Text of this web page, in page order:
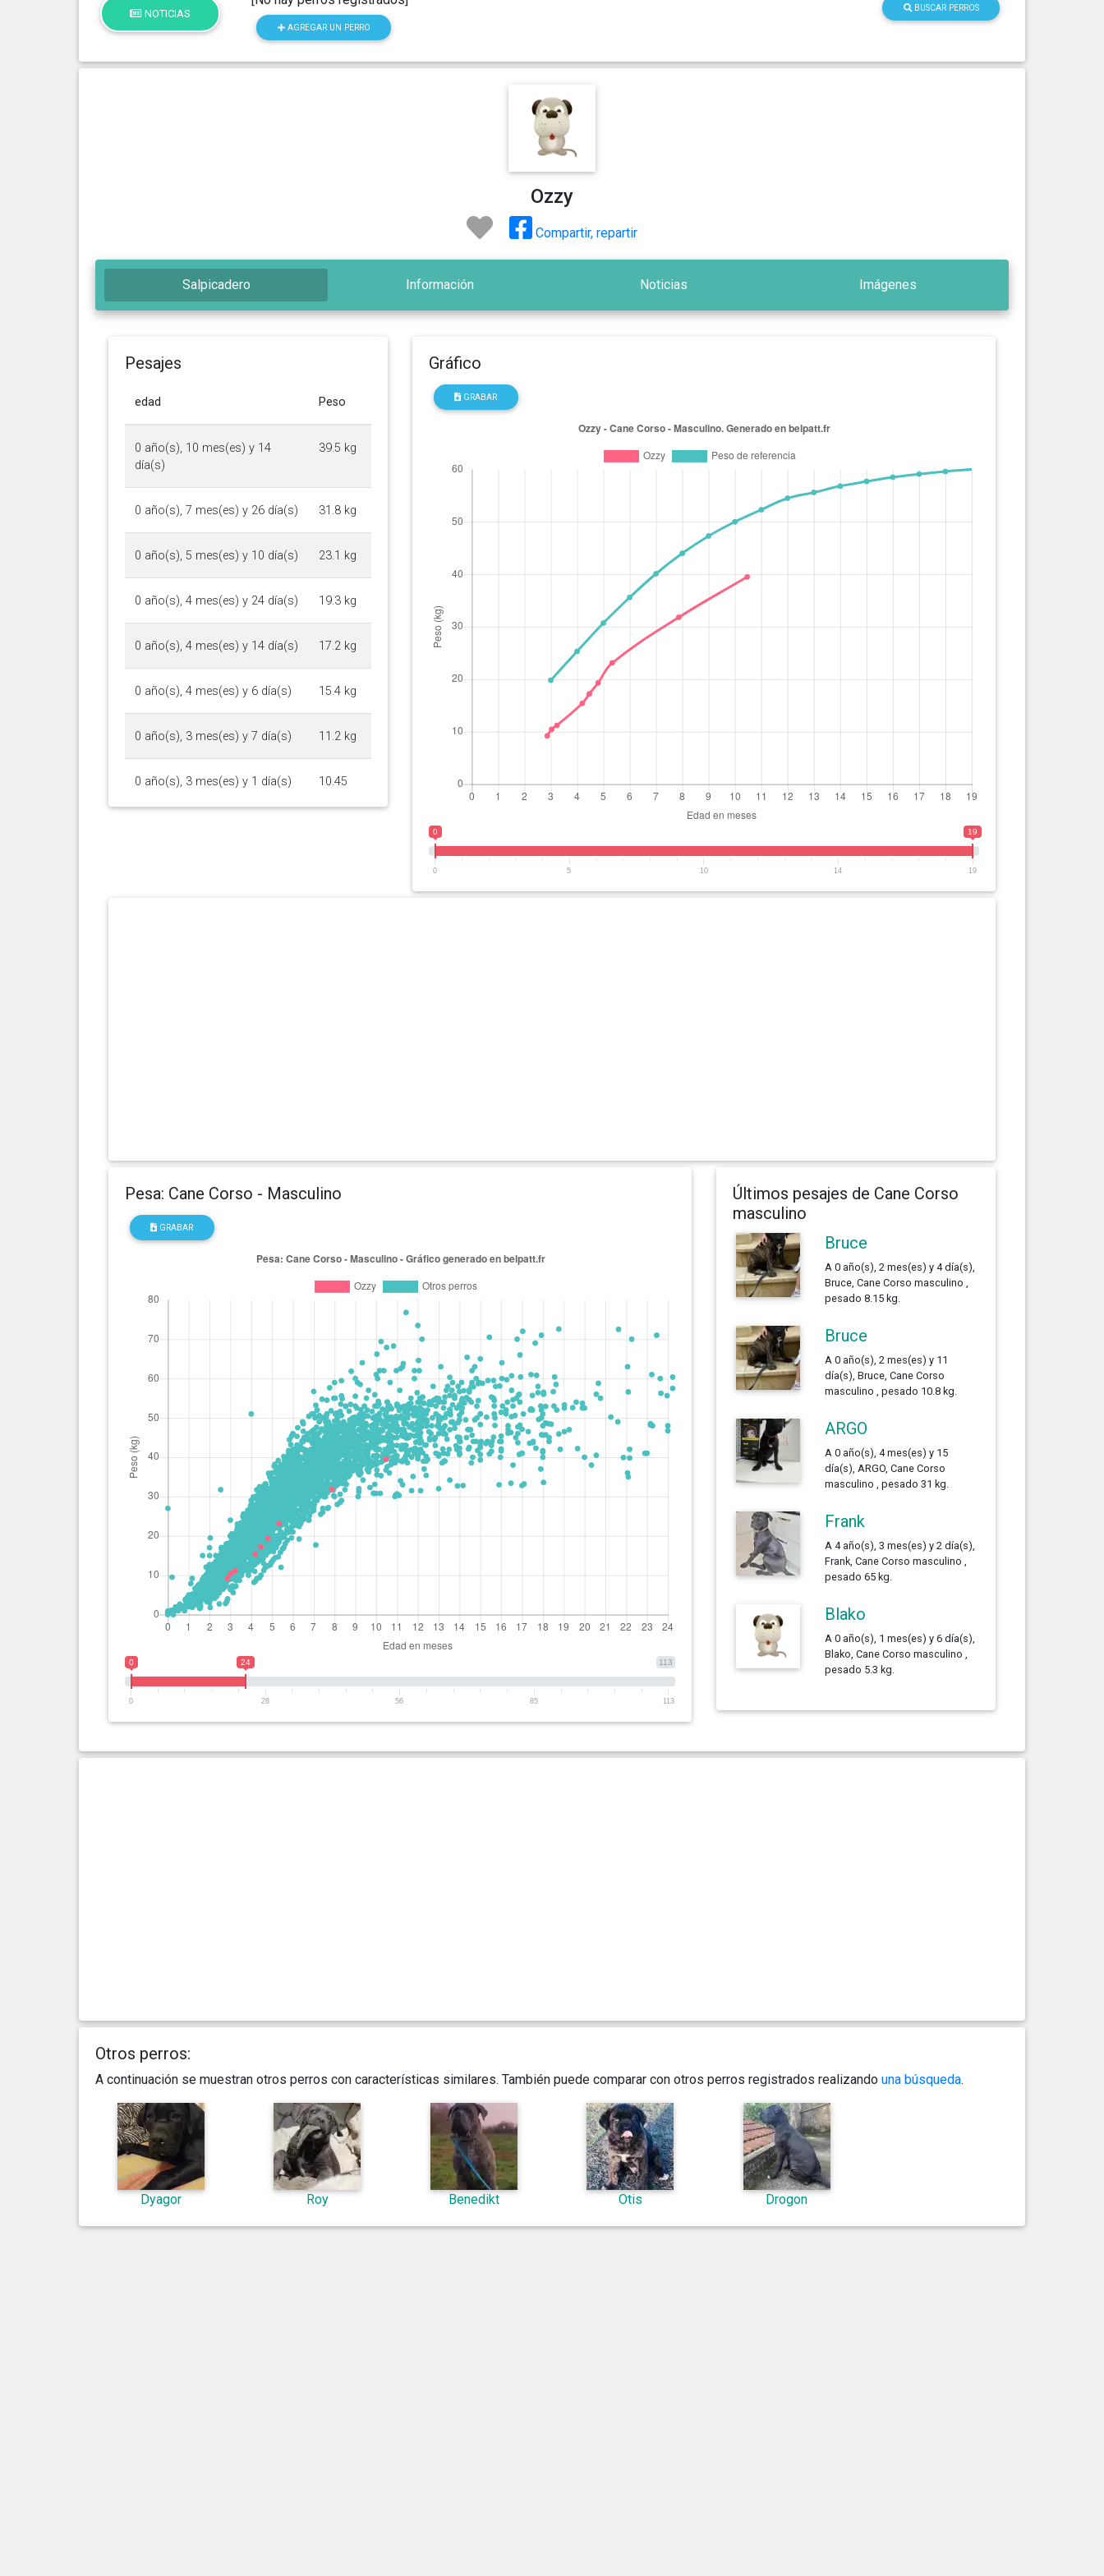
NOTICIAS
AGREGAR UN PERRO
BUSCAR PERROS
Ozzy
Compartir, repartir
Salpicadero Información Noticias Imágenes
Pesajes
edad Peso
0 año(s), 10 mes(es) y 14
día(s)
39.5 kg
0 año(s), 7 mes(es) y 26 día(s) 31.8 kg
0 año(s), 5 mes(es) y 10 día(s) 23.1 kg
0 año(s), 4 mes(es) y 24 día(s) 19.3 kg
0 año(s), 4 mes(es) y 14 día(s) 17.2 kg
0 año(s), 4 mes(es) y 6 día(s) 15.4 kg
0 año(s), 3 mes(es) y 7 día(s) 11.2 kg
0 año(s), 3 mes(es) y 1 día(s)
10.45
Gráfico
GRABAR
0 19
0 5 10 14 19
Pesa: Cane Corso - Masculino
GRABAR
113
0 24
0 28 56 85 113
Últimos pesajes de Cane Corso
masculino
Bruce
A 0 año(s), 2 mes(es) y 4 día(s),
Bruce, Cane Corso masculino ,
pesado 8.15 kg.
Bruce
A 0 año(s), 2 mes(es) y 11
día(s), Bruce, Cane Corso
masculino , pesado 10.8 kg.
ARGO
A 0 año(s), 4 mes(es) y 15
día(s), ARGO, Cane Corso
masculino , pesado 31 kg.
Frank
A 4 año(s), 3 mes(es) y 2 día(s),
Frank, Cane Corso masculino ,
pesado 65 kg.
Blako
A 0 año(s), 1 mes(es) y 6 día(s),
Blako, Cane Corso masculino ,
pesado 5.3 kg.
Otros perros:
A continuación se muestran otros perros con características similares. También puede comparar con otros perros registrados realizando una búsqueda.
Dyagor Roy Benedikt Otis Drogon